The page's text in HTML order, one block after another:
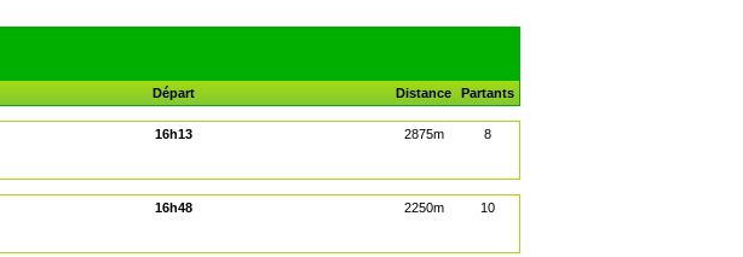
Départ Distance Partants
16h13 2875m 8
16h48 2250m 10